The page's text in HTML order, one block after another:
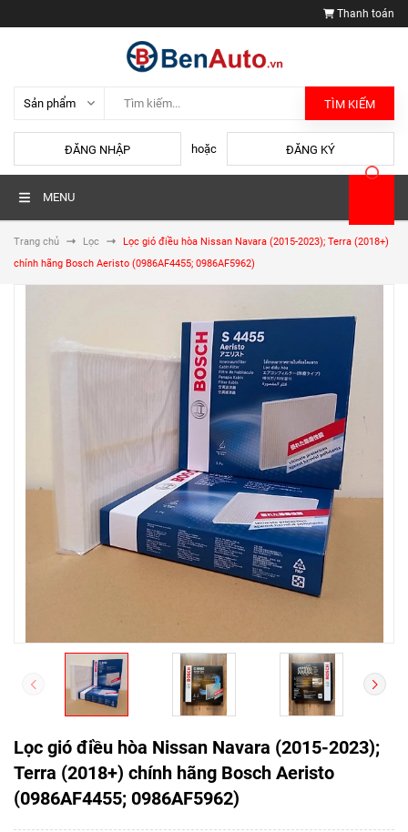
Thanh toán
TÌM KIẾM
ĐĂNG NHẬP hoặc ĐĂNG KÝ
MENU
Trang chủ Lọc
Lọc gió điều hòa Nissan Navara (2015-2023); Terra (2018+)
chính hãng Bosch Aeristo (0986AF4455; 0986AF5962)
Lọc gió điều hòa Nissan Navara (2015-2023);
Terra (2018+) chính hãng Bosch Aeristo
(0986AF4455; 0986AF5962)